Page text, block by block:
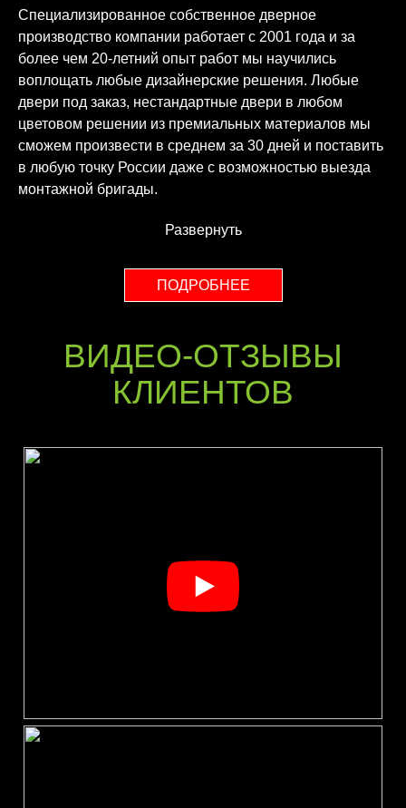
Специализированное собственное дверное
производство компании работает с 2001 года и за
более чем 20-летний опыт работ мы научились
воплощать любые дизайнерские решения. Любые
двери под заказ, нестандартные двери в любом
цветовом решении из премиальных материалов мы
сможем произвести в среднем за 30 дней и поставить
в любую точку России даже с возможностью выезда
монтажной бригады.
Развернуть
ПОДРОБНЕЕ
ВИДЕО-ОТЗЫВЫ
КЛИЕНТОВ